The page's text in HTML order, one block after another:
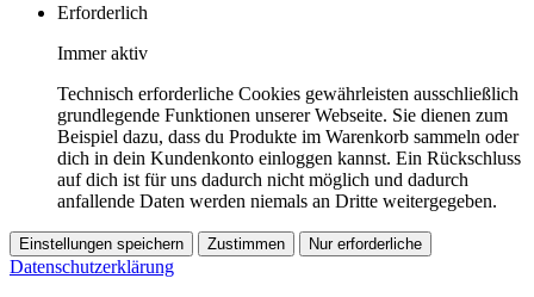
Erforderlich
Immer aktiv
Technisch erforderliche Cookies gewährleisten ausschließlich
grundlegende Funktionen unserer Webseite. Sie dienen zum
Beispiel dazu, dass du Produkte im Warenkorb sammeln oder
dich in dein Kundenkonto einloggen kannst. Ein Rückschluss
auf dich ist für uns dadurch nicht möglich und dadurch
anfallende Daten werden niemals an Dritte weitergegeben.
Einstellungen speichern Zustimmen Nur erforderliche
Datenschutzerklärung